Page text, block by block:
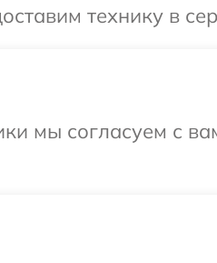
технику в
мы согласуем с